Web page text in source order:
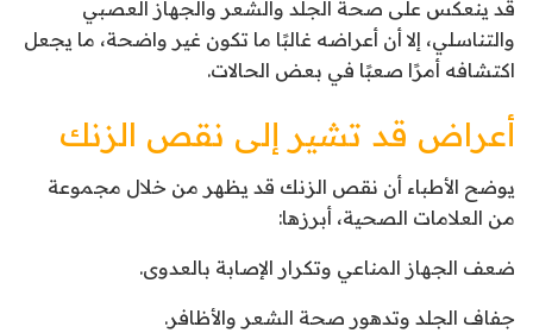
قد ينعكس على صحة الجلد والشعر والجهاز العصبي
والتناسلي، إلا أن أعراضه غالبًا ما تكون غير واضحة، ما يجعل
اكتشافه أمرًا صعبًا في بعض الحالات.
أعراض قد تشير إلى نقص الزنك
يوضح الأطباء أن نقص الزنك قد يظهر من خلال مجموعة
من العلامات الصحية، أبرزها:
ضعف الجهاز المناعي وتكرار الإصابة بالعدوى.
جفاف الجلد وتدهور صحة الشعر والأظافر.